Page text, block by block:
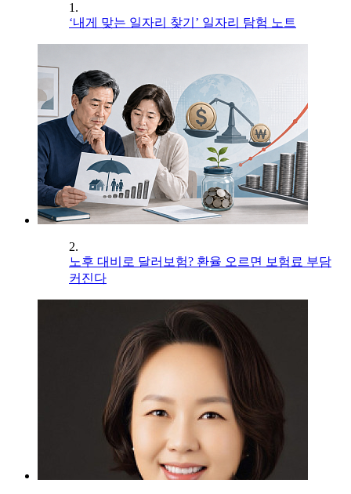
1.
‘내게 맞는 일자리 찾기’ 일자리 탐험 노트
2.
노후 대비로 달러보험? 환율 오르면 보험료 부담
커진다